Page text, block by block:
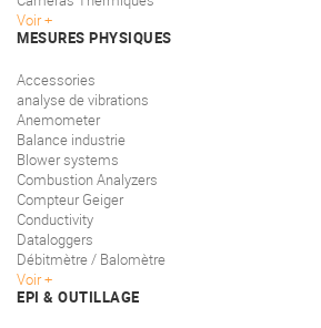
Voir
MESURES PHYSIQUES
Accessories
analyse de vibrations
Anemometer
Balance industrie
Blower systems
Combustion Analyzers
Compteur Geiger
Conductivity
Dataloggers
Débitmètre / Balomètre
Voir
EPI & OUTILLAGE